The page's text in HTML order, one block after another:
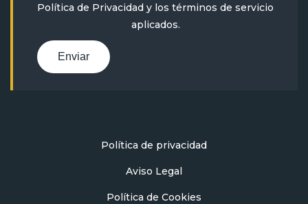
Política de Privacidad y los términos de servicio
aplicados.
Enviar
Política de privacidad
Aviso Legal
Política de Cookies